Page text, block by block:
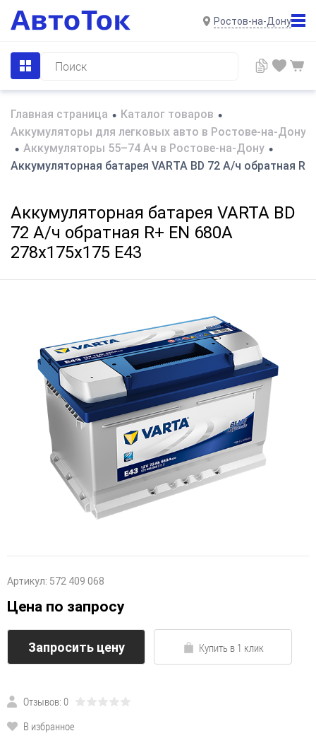
Ростов-на-Дону
Главная страница • Каталог товаров •
Аккумуляторы для легковых авто в Ростове-на-Дону
• Аккумуляторы 55–74 Ач в Ростове-на-Дону •
Аккумуляторная батарея VARTA BD 72 А/ч обратная R+
Аккумуляторная батарея VARTA BD
72 А/ч обратная R+ EN 680A
278x175x175 E43
Артикул: 572 409 068
Цена по запросу
Запросить цену Купить в 1 клик
Отзывов: 0
В избранное